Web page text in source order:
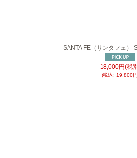
SANTA FE（サンタフェ）
18,000円(税
(税込: 19,800円